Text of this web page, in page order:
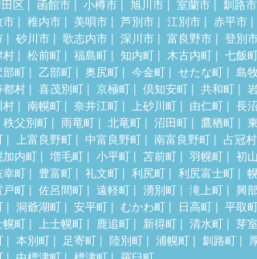
区 函館市 小樽市 旭川市 室蘭市
釧路市
市 稚内市 美唄市 芦別市 江別市
赤平市
砂川市 歌志内市 深川市 富良野市
登別
村 松前町 福島町 知内町 木古内町
七飯
部町 乙部町 奥尻町 今金町 せたな町
島
都村 喜茂別町 京極町 倶知安町 共和町
村 南幌町 奈井江町 上砂川町 由仁町
長
秩父別町 雨竜町 北竜町 沼田町 鷹栖町
上富良野町 中富良野町 南富良野町
占冠村
加内町 増毛町 小平町 苫前町 羽幌町
初
幸町 豊富町 礼文町 利尻町 利尻富士町
戸町 佐呂間町 遠軽町 湧別町 滝上町
興
洞爺湖町 安平町 むかわ町 日高町
平取
幌町 上士幌町 鹿追町 新得町 清水町
芽
本別町 足寄町 陸別町 浦幌町 釧路町